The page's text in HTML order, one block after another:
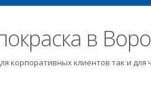
в
корпоративных клиентов так и